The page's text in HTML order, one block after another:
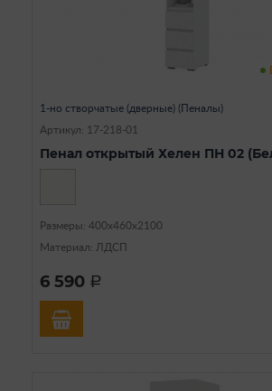
1-но створчатые (дверные) (Пеналы)
Артикул: 17-218-01
Пенал открытый Хелен ПН 02
Размеры: 400х460х2100
Материал: ЛДСП
6 590 a